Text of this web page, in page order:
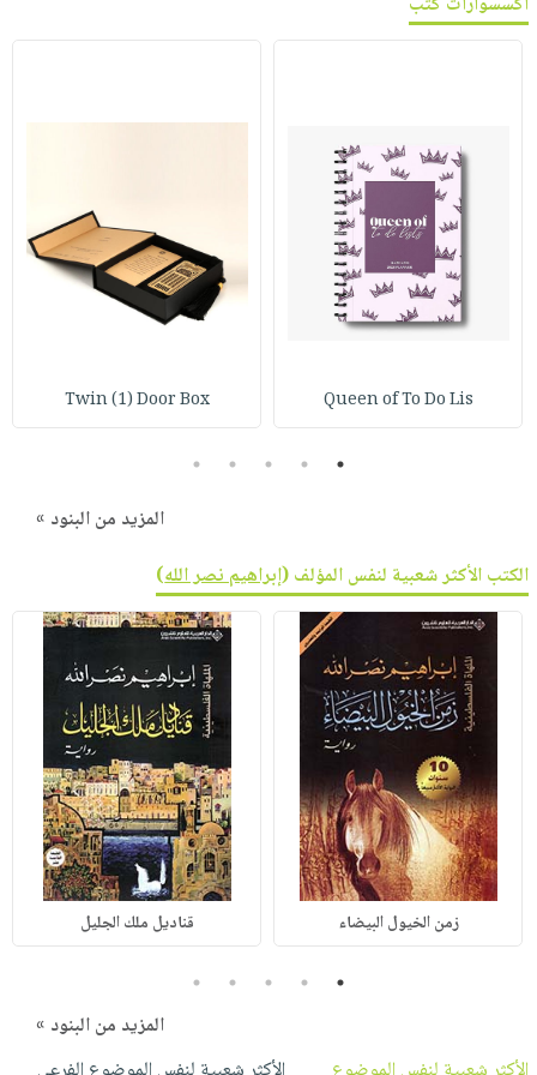
Queen of To Do Lis
Twin (1) Door Box
1
2
3
4
5
المزيد من البنود »
الكتب الأكثر شعبية لنفس المؤلف (إبراهيم نصر الله)
زمن الخيول البيضاء قناديل ملك الجليل
1
2
3
4
5
المزيد من البنود »